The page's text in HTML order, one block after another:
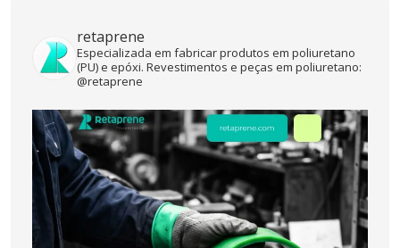
retaprene
Especializada em fabricar produtos em poliuretano
(PU) e epóxi. Revestimentos e peças em poliuretano:
@retaprene